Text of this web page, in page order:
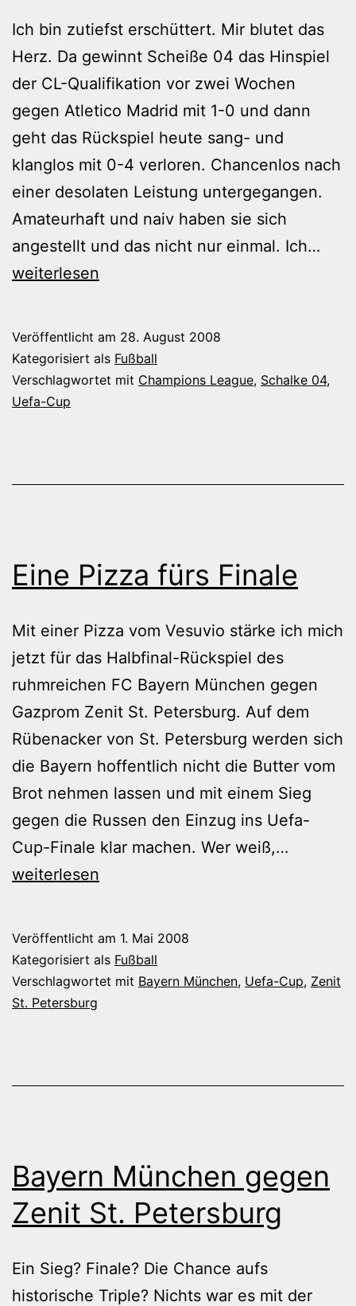
Ich bin zutiefst erschüttert. Mir blutet das
Herz. Da gewinnt Scheiße 04 das Hinspiel
der CL-Qualifikation vor zwei Wochen
gegen Atletico Madrid mit 1-0 und dann
geht das Rückspiel heute sang- und
klanglos mit 0-4 verloren. Chancenlos nach
einer desolaten Leistung untergegangen.
Amateurhaft und naiv haben sie sich
angestellt und das nicht nur einmal. Ich…
weiterlesen
Veröffentlicht am 28. August 2008
Kategorisiert als Fußball
Verschlagwortet mit Champions League, Schalke 04,
Uefa-Cup
Eine Pizza fürs Finale
Mit einer Pizza vom Vesuvio stärke ich mich
jetzt für das Halbfinal-Rückspiel des
ruhmreichen FC Bayern München gegen
Gazprom Zenit St. Petersburg. Auf dem
Rübenacker von St. Petersburg werden sich
die Bayern hoffentlich nicht die Butter vom
Brot nehmen lassen und mit einem Sieg
gegen die Russen den Einzug ins Uefa-
Cup-Finale klar machen. Wer weiß,…
weiterlesen
Veröffentlicht am 1. Mai 2008
Kategorisiert als Fußball
Verschlagwortet mit Bayern München, Uefa-Cup, Zenit
St. Petersburg
Bayern München gegen
Zenit St. Petersburg
Ein Sieg? Finale? Die Chance aufs
historische Triple? Nichts war es mit der